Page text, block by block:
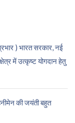
) भारत सरकार, नई
में उत्कृष्ट योगदान हेतु
की जयंती बहुत